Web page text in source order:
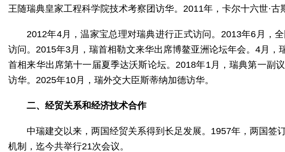
王随瑞典皇家工程科学院技术考察团访华。2011年，卡尔十六世·古
2012年4月，温家宝总理对瑞典进行正式访问。2013年6月，
访问。2015年3月，瑞首相勒文来华出席博鳌亚洲论坛年会。4月，
首相来华出席第十一届夏季达沃斯论坛。2018年1月，瑞典第一副
访华。2025年10月，瑞外交大臣斯蒂纳加德访华。
二、经贸关系和经济技术合作
中瑞建交以来，两国经贸关系得到长足发展。1957年，两国签
机制，迄今共举行21次会议。